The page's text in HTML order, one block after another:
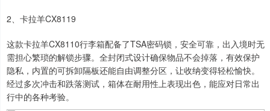
2、卡拉羊CX8119
这款卡拉羊CX8110行李箱配备了TSA密码锁，安全可靠，出入境时无
需担心繁琐的解锁步骤。全封闭式设计确保物品不会掉落，有效保护
隐私，内置的可拆卸隔板还能自由调整分区，让收纳变得轻松愉快。
经过多次冲击和跌落测试，箱体在耐用性上表现出色，能应对日常出
行中的各种考验。